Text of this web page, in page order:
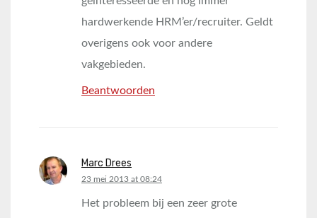
hardwerkende HRM’er/recruiter. Geldt
overigens ook voor andere
vakgebieden.
Beantwoorden
Marc Drees
says:
23 mei 2013 at 08:24
Het probleem bij een zeer grote